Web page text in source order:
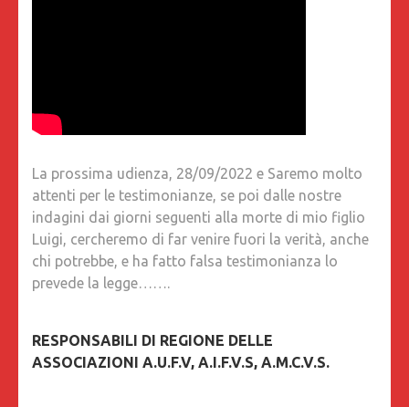
La prossima udienza, 28/09/2022 e Saremo molto
attenti per le testimonianze, se poi dalle nostre
indagini dai giorni seguenti alla morte di mio figlio
Luigi, cercheremo di far venire fuori la verità, anche
chi potrebbe, e ha fatto falsa testimonianza lo
prevede la legge…….
RESPONSABILI DI REGIONE DELLE
ASSOCIAZIONI A.U.F.V, A.I.F.V.S, A.M.C.V.S.